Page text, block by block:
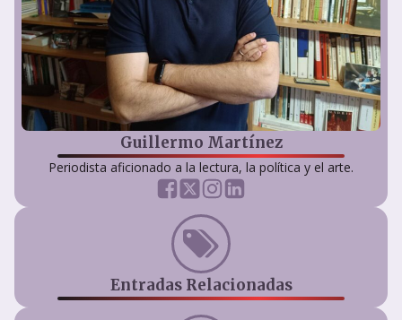
Guillermo Martínez
Periodista aficionado a la lectura, la política y el arte.
Entradas Relacionadas